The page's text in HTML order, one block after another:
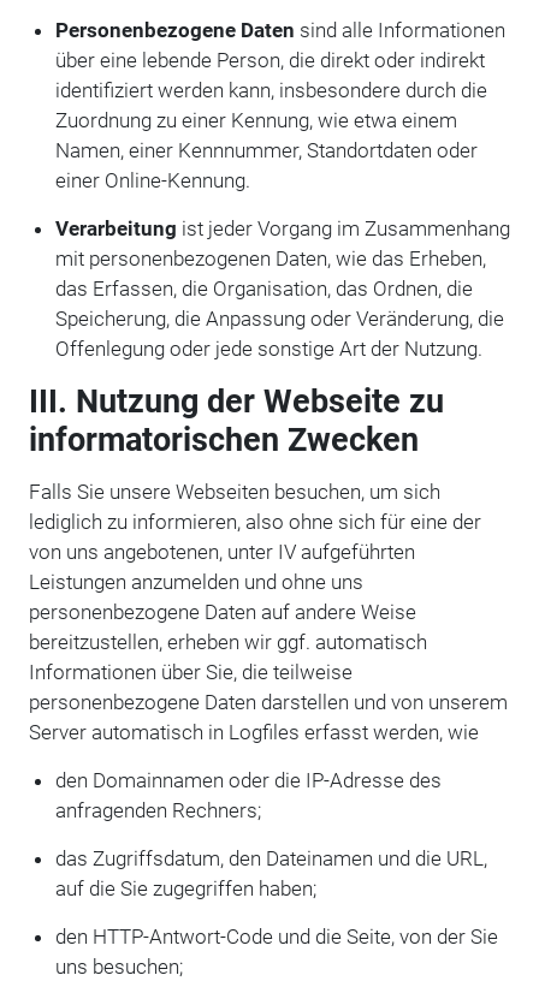
Personenbezogene Daten sind alle Informationen
über eine lebende Person, die direkt oder indirekt
identifiziert werden kann, insbesondere durch die
Zuordnung zu einer Kennung, wie etwa einem
Namen, einer Kennnummer, Standortdaten oder
einer Online-Kennung.
Verarbeitung ist jeder Vorgang im Zusammenhang
mit personenbezogenen Daten, wie das Erheben,
das Erfassen, die Organisation, das Ordnen, die
Speicherung, die Anpassung oder Veränderung, die
Offenlegung oder jede sonstige Art der Nutzung.
III. Nutzung der Webseite zu
informatorischen Zwecken
Falls Sie unsere Webseiten besuchen, um sich
lediglich zu informieren, also ohne sich für eine der
von uns angebotenen, unter IV aufgeführten
Leistungen anzumelden und ohne uns
personenbezogene Daten auf andere Weise
bereitzustellen, erheben wir ggf. automatisch
Informationen über Sie, die teilweise
personenbezogene Daten darstellen und von unserem
Server automatisch in Logfiles erfasst werden, wie
den Domainnamen oder die IP-Adresse des
anfragenden Rechners;
das Zugriffsdatum, den Dateinamen und die URL,
auf die Sie zugegriffen haben;
den HTTP-Antwort-Code und die Seite, von der Sie
uns besuchen;